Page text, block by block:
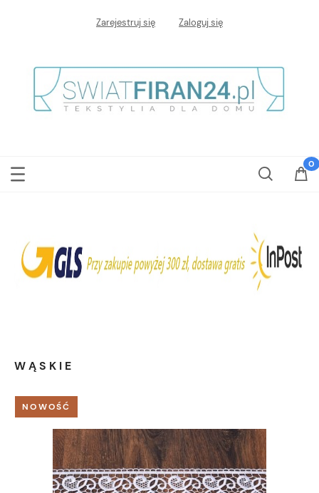
Zarejestruj się Zaloguj się
WĄSKIE
NOWOŚĆ